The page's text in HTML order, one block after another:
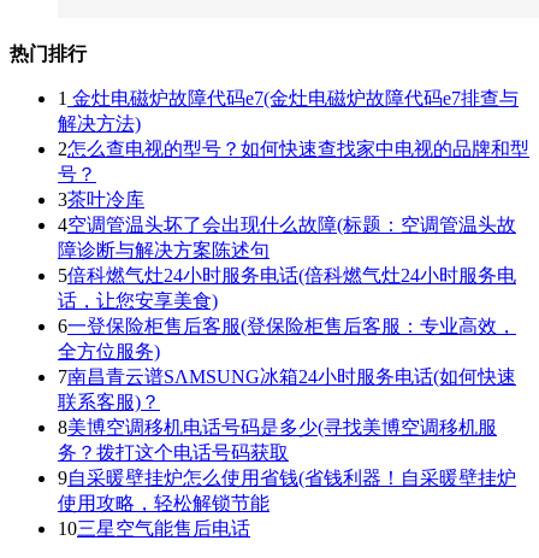
热门排行
1 金灶电磁炉故障代码e7(金灶电磁炉故障代码e7排查与
解决方法)
2怎么查电视的型号？如何快速查找家中电视的品牌和型
号？
3茶叶冷库
4空调管温头坏了会出现什么故障(标题：空调管温头故
障诊断与解决方案陈述句
5倍科燃气灶24小时服务电话(倍科燃气灶24小时服务电
话，让您安享美食)
6一登保险柜售后客服(登保险柜售后客服：专业高效，
全方位服务)
7南昌青云谱SΛMSUNG冰箱24小时服务电话(如何快速
联系客服)？
8美博空调移机电话号码是多少(寻找美博空调移机服
务？拨打这个电话号码获取
9自采暖壁挂炉怎么使用省钱(省钱利器！自采暖壁挂炉
使用攻略，轻松解锁节能
10三星空气能售后电话